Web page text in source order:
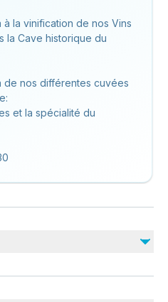
la vinification de nos Vins
la Cave historique du
de nos différentes cuvées
et la spécialité du